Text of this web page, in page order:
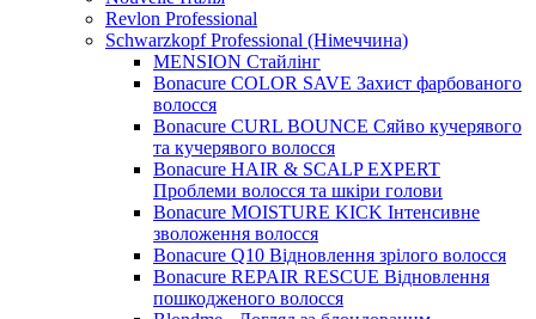
Revlon Professional
Schwarzkopf Professional (Німеччина)
MENSION Стайлінг
Bonacure COLOR SAVE Захист фарбованого
волосся
Bonacure CURL BOUNCE Сяйво кучерявого
та кучерявого волосся
Bonacure HAIR & SCALP EXPERT
Проблеми волосся та шкіри голови
Bonacure MOISTURE KICK Інтенсивне
зволоження волосся
Bonacure Q10 Відновлення зрілого волосся
Bonacure REPAIR RESCUE Відновлення
пошкодженого волосся